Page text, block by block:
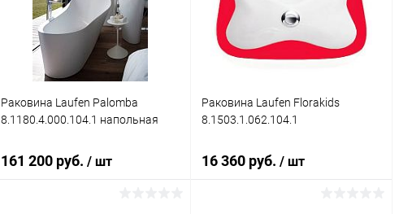
В избранное Под заказ В избранное Под заказ
Раковина Laufen Palomba
8.1180.4.000.104.1 напольная
161 200 руб. / шт
Раковина Laufen Florakids
8.1503.1.062.104.1
16 360 руб./ шт